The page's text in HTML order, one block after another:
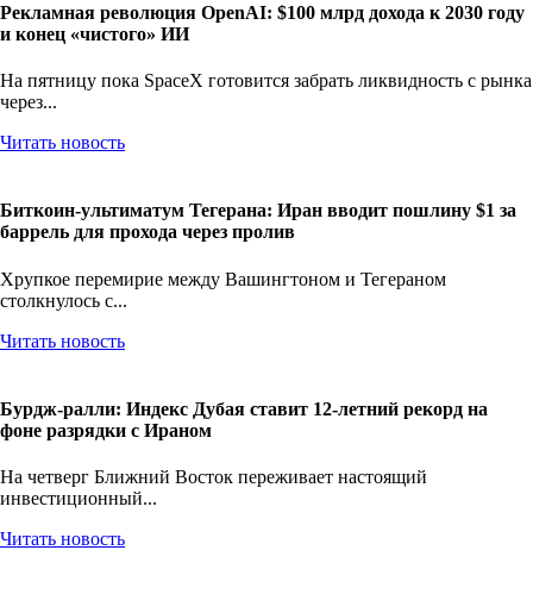
Рекламная революция OpenAI: $100 млрд дохода к 2030 году
и конец «чистого» ИИ
На пятницу пока SpaceX готовится забрать ликвидность с рынка
через...
Читать новость
Биткоин-ультиматум Тегерана: Иран вводит пошлину $1 за
баррель для прохода через пролив
Хрупкое перемирие между Вашингтоном и Тегераном
столкнулось с...
Читать новость
Бурдж-ралли: Индекс Дубая ставит 12-летний рекорд на
фоне разрядки с Ираном
На четверг Ближний Восток переживает настоящий
инвестиционный...
Читать новость